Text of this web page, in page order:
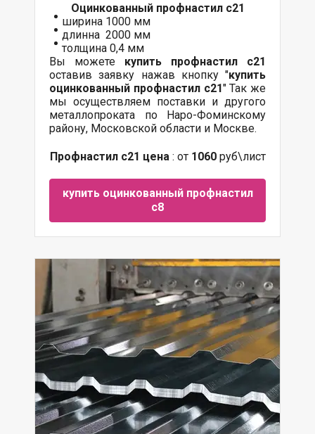
Оцинкованныйпрофнастил с21
ширина 1000 мм
длинна 2000 мм
толщина 0,4 мм
Вы можете купить профнастил с21
оставив заявку нажав кнопку "купить
оцинкованный профнастил с21" Так же
мы осуществляем поставки и другого
металлопроката по Наро-Фоминскому
району, Московской области и Москве.
Профнастил с21 цена : от1060 руб\лист
купить оцинкованный профнастил
с8